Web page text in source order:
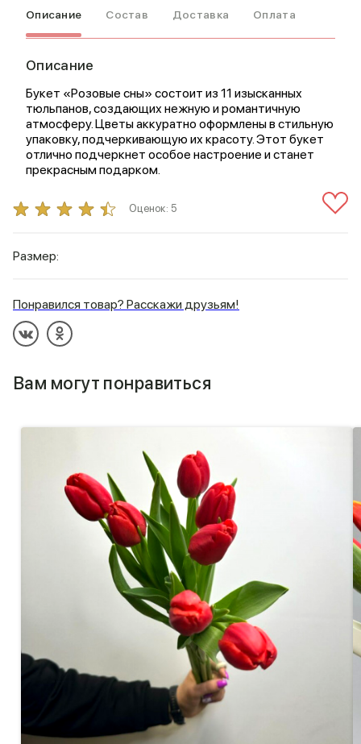
Описание Состав Доставка Оплата
Описание
Букет «Розовые сны» состоит из 11 изысканных
тюльпанов, создающих нежную и романтичную
атмосферу. Цветы аккуратно оформлены в стильную
упаковку, подчеркивающую их красоту. Этот букет
отлично подчеркнет особое настроение и станет
прекрасным подарком.
Оценок: 5
Размер:
Понравился товар? Расскажи друзьям!
Вам могут понравиться